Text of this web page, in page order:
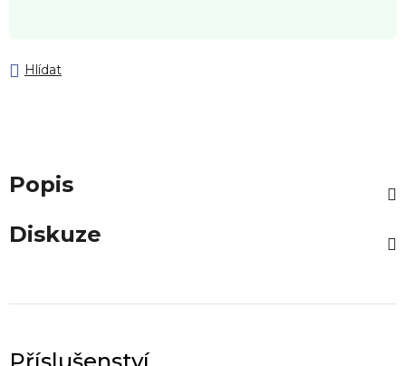
Hlídat
Popis
Diskuze